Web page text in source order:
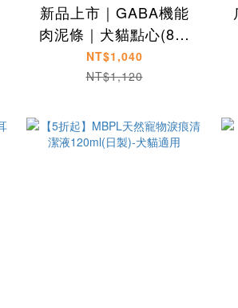
新品上市｜GABA機能
肉泥條｜犬貓點心(8包
組)
NT$1,040
NT$1,120